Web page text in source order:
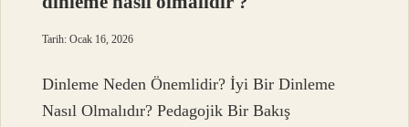
Tarih: Ocak 16, 2026
Dinleme Neden Önemlidir? İyi Bir Dinleme
Nasıl Olmalıdır? Pedagojik Bir Bakış